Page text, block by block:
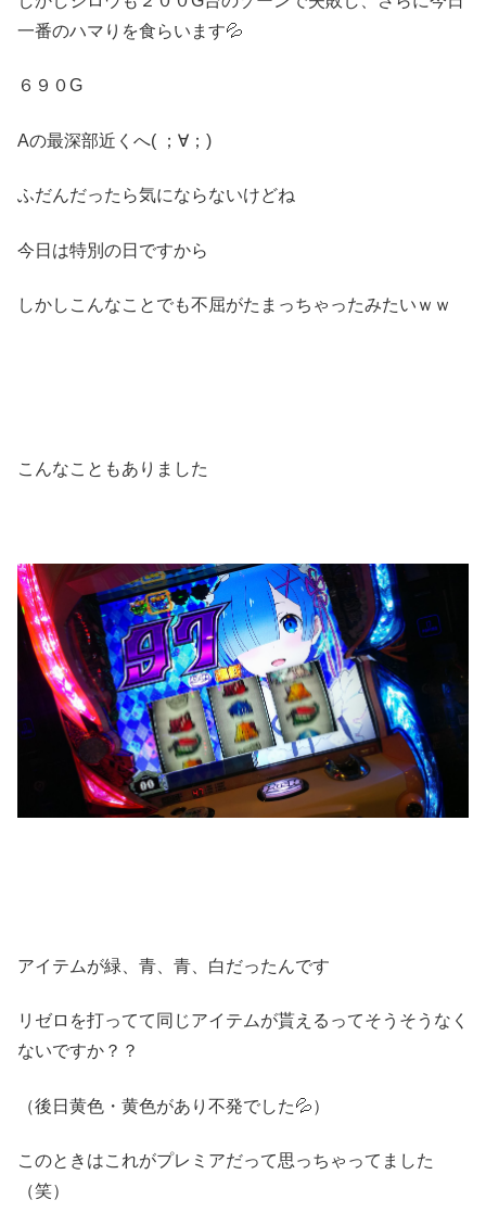
一番のハマりを食らいます💦
６９０G
Aの最深部近くへ( ；∀；)
ふだんだったら気にならないけどね
今日は特別の日ですから
しかしこんなことでも不屈がたまっちゃったみたいｗｗ
こんなこともありました
アイテムが緑、青、青、白だったんです
リゼロを打ってて同じアイテムが貰えるってそうそうなく
ないですか？？
（後日黄色・黄色があり不発でした💦）
このときはこれがプレミアだって思っちゃってました
（笑）